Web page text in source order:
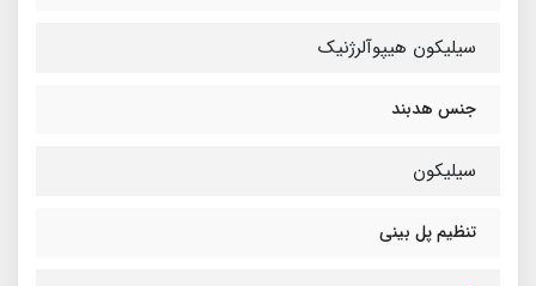
سیلیکون هیپوآلرژنیک
جنس هدبند
سیلیکون
تنظیم پل بینی